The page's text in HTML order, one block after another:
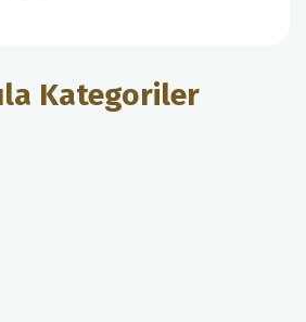
Kategoriler